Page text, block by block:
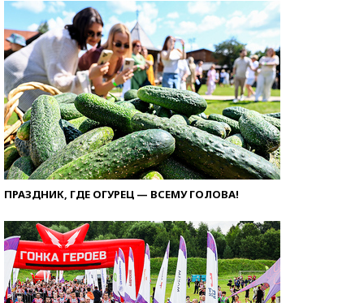
ПРАЗДНИК, ГДЕ ОГУРЕЦ — ВСЕМУ ГОЛОВА!